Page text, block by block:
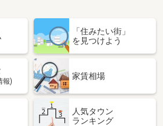
5.30万円
熊本県熊本市東区榎町
50.03m²
「住みたい街」
を見つけよう
報)
家賃相場
人気タウン
ランキング